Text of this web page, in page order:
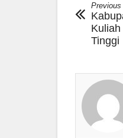
Tinggi